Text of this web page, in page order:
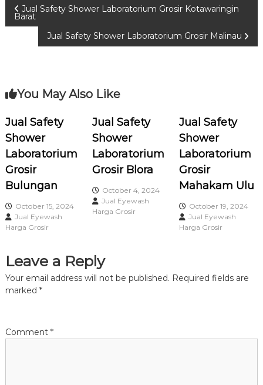
P
t
n
a
v
i
g
t
o
Jual Safety Shower Laboratorium Grosir Kotawaringin
Barat
Jual Safety Shower Laboratorium Grosir Malinau
You May Also Like
Jual Safety
Shower
Laboratorium
Grosir
Bulungan
October 15, 2024
Jual Eyewash
Harga Grosir
Jual Safety
Shower
Laboratorium
Grosir Blora
October 4, 2024
Jual Eyewash
Harga Grosir
Jual Safety
Shower
Laboratorium
Grosir
Mahakam Ulu
October 19, 2024
Jual Eyewash
Harga Grosir
Leave a Reply
Your email address will not be published. Required fields are
marked *
Comment *